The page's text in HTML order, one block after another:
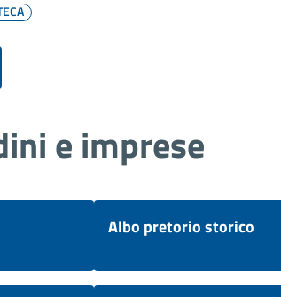
e imprese
Albo pretorio storico